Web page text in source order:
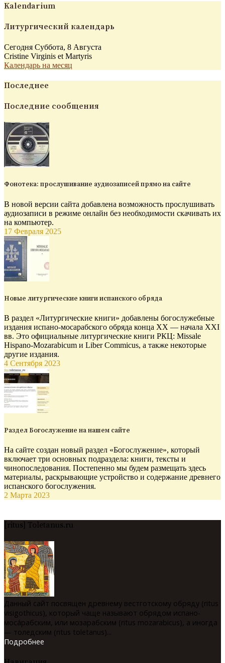
Kalendarium
Литургический календарь
Сегодня Суббота, 8 Августа
Cristine Virginis et Martyris
Календарь на месяц
Последнее
Последние сообщения
Фонотека: прослушивание аудиозаписей прямо на сайте
В новой версии сайта добавлена возможность прослушивать
аудиозаписи в режиме онлайн без необходимости скачивать их
на компьютер.
17 Февраля 2025
Новые литургические книги испанского обряда
В раздел «Литургические книги» добавлены богослужебные
издания испано-мосарабского обряда конца XX — начала XXI
вв. Это официальные литургические книги РКЦ: Missale
Hispano-Mozarabicum и Liber Commicus, а также некоторые
другие издания.
4 Сентября 2023
Раздел Богослужение на нашем сайте
На сайте создан новый раздел «Богослужение», который
включает три основных подраздела: книги, тексты и
чинопоследования. Постепенно мы будем размещать здесь
материалы, раскрывающие устройство и содержание древнего
испанского богослужения.
2 Марта 2023
[ritus] Toletanus.ru
Данный сайт посвящен древнему вестготскому обряду (ritus
visigothicus), который чаще называют обрядом испано-
мосáрабским, или мозарабским (ritus mozarabicus), а иногда
— толедским (ritus toletanus)...
Подробнее